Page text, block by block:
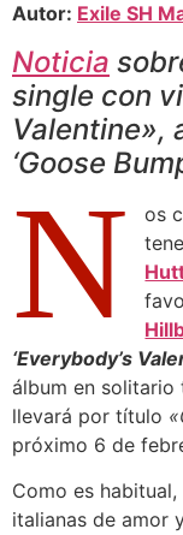
Autor: Exile SH
Noticia
single con
Valentine»,
‘Goose
N
os
‘Everybody’s
álbum en solitario
llevará por título
próximo 6 de
Como es
italianas de amor